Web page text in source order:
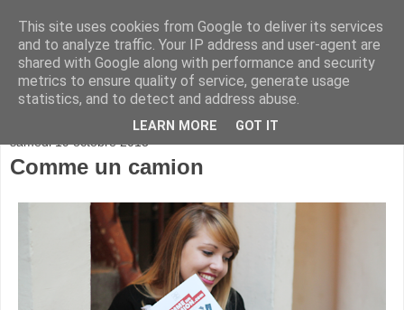
samedi 19 octobre 2013
Comme un camion
This site uses cookies from Google to deliver its services
and to analyze traffic. Your IP address and user-agent are
shared with Google along with performance and security
metrics to ensure quality of service, generate usage
statistics, and to detect and address abuse.
LEARN MORE GOT IT